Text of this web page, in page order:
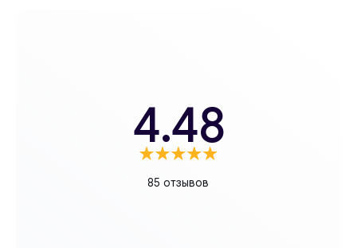
4.48
85 отзывов